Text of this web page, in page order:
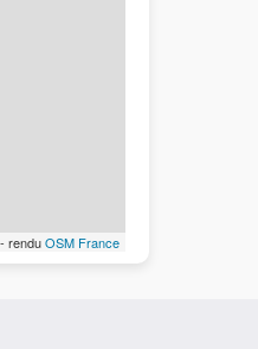
renduOSM France